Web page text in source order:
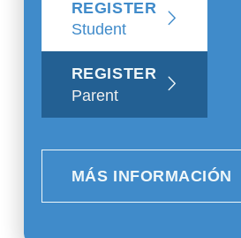
REGISTER
Student
REGISTER
Parent
MÁS INFORMACIÓN